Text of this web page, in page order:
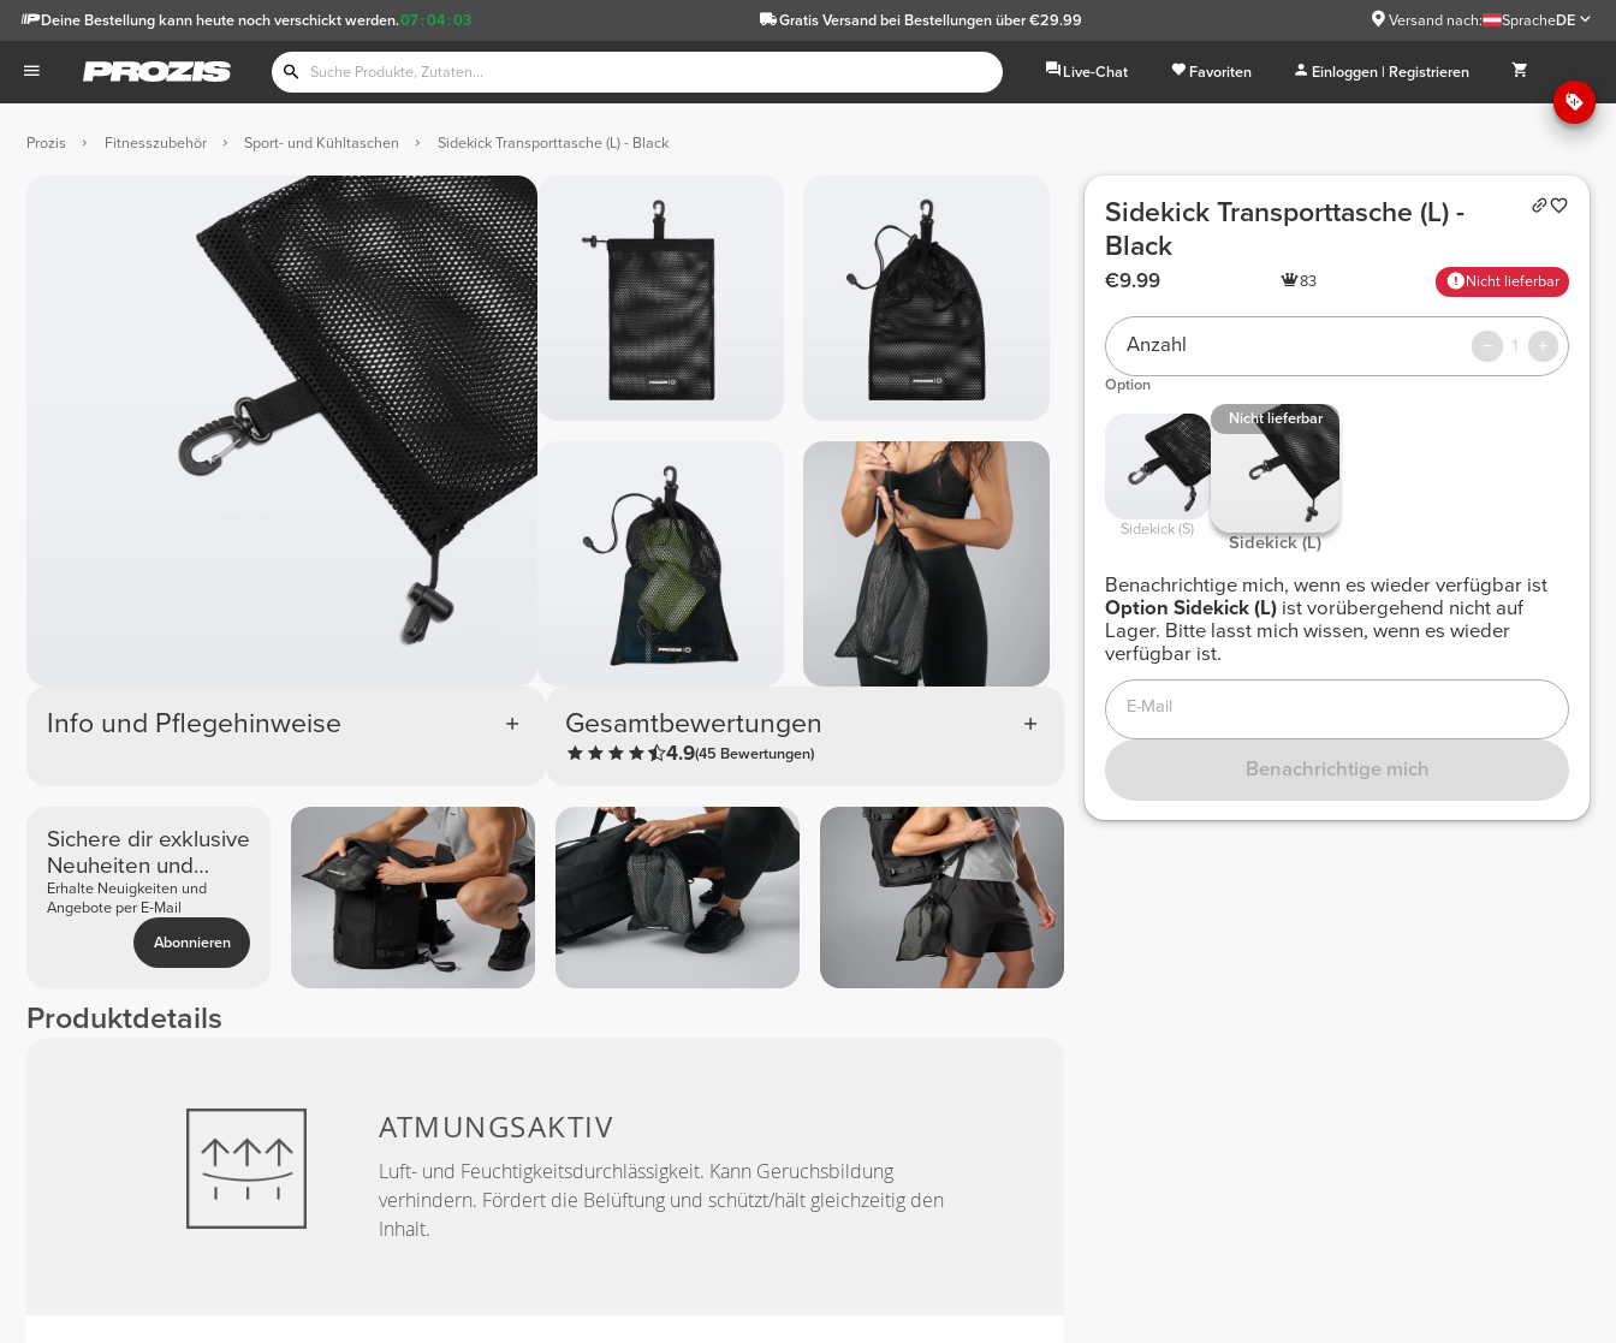
07 :04 :03
Deine Bestellung kann heute noch verschickt werden. Gratis Versandbei Bestellungen über €29.99 Versand nach: SpracheDE
Live-Chat Favoriten Einloggen | Registrieren
Prozis Fitnesszubehör Sport- und Kühltaschen Sidekick Transporttasche (L) - Black
Info und Pflegehinweise Gesamtbewertungen
4.9(45 Bewertungen)
Sichere dir exklusive
Neuheiten und
Angebote
Erhalte Neuigkeiten und
Angebote per E-Mail
Abonnieren
Produktdetails
ATMUNGSAKTIV
Luft- und Feuchtigkeitsdurchlässigkeit. Kann Geruchsbildung
verhindern. Fördert die Belüftung und schützt/hält gleichzeitig den
Inhalt.
Sidekick Transporttasche (L) -
Black
€9.99 83 Nicht lieferbar
Anzahl 1
Option
Sidekick (S)
Nicht lieferbar
Sidekick (L)
Benachrichtige mich, wenn es wieder verfügbar ist
Option Sidekick (L)ist vorübergehend nicht auf
Lager. Bitte lasst mich wissen, wenn es wieder
verfügbar ist.
E-Mail
Benachrichtige mich